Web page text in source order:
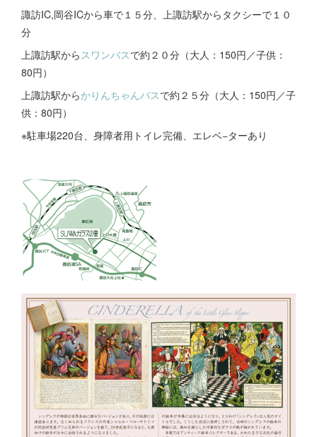
諏訪IC,岡谷ICから車で１５分、上諏訪駅からタクシーで１０
分
上諏訪駅からスワンバスで約２０分（大人：150円／子供：
80円）
上諏訪駅からかりんちゃんバスで約２５分（大人：150円／子
供：80円）
※駐車場220台、身障者用トイレ完備、エレベ−ターあり